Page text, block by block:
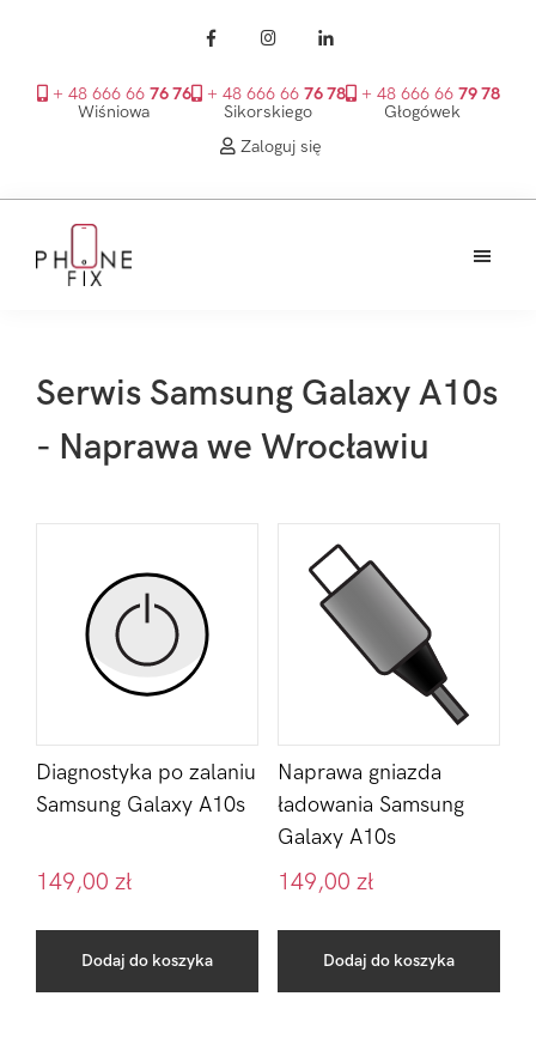
+ 48 666 66 76 76
Wiśniowa
+ 48 666 66 76 78
Sikorskiego
+ 48 666 66 79 78
Głogówek
Zaloguj się
głównego
Serwis Samsung Galaxy A10s
- Naprawa we Wrocławiu
Diagnostyka po zalaniu
Samsung Galaxy A10s
149,00 zł
Dodaj do koszyka
Naprawa gniazda
ładowania Samsung
Galaxy A10s
149,00 zł
Dodaj do koszyka